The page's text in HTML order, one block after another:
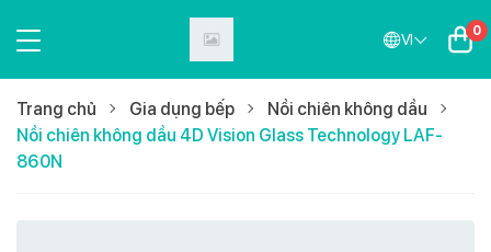
VI 0
Trang chủ Gia dụng bếp
Nồi chiên không dầu
Nồi chiên không dầu 4D Vision Glass Technology LAF-
860N